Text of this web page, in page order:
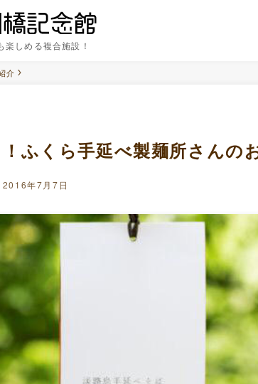
しめる複合施設！
介
ふくら手延べ製麺所さんの
2016年7月7日